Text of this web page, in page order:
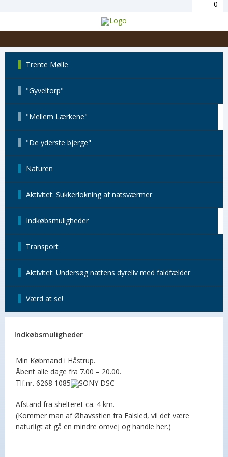
0
Trente Mølle
"Gyveltorp"
"Mellem Lærkene"
"De yderste bjerge"
Naturen
Aktivitet: Sukkerlokning af natsværmer
Indkøbsmuligheder
Transport
Aktivitet: Undersøg nattens dyreliv med faldfælder
Værd at se!
Indkøbsmuligheder
Min Købmand i Håstrup.
Åbent alle dage fra 7.00 – 20.00.
Tlf.nr. 6268 1085
Afstand fra shelteret ca. 4 km.
(Kommer man af Øhavsstien fra Falsled, vil det være
naturligt at gå en mindre omvej og handle her.)